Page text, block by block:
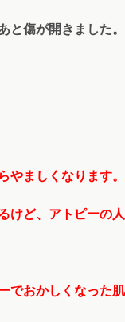
と傷が開きました。
やましくなります。
けど、アトピーの人
でおかしくなった肌